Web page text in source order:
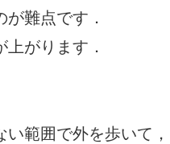
難点です．
がります．
範囲で外を歩いて，